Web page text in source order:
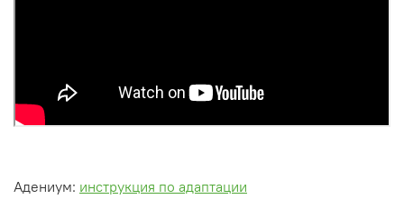
Адениум: инструкция по адаптации